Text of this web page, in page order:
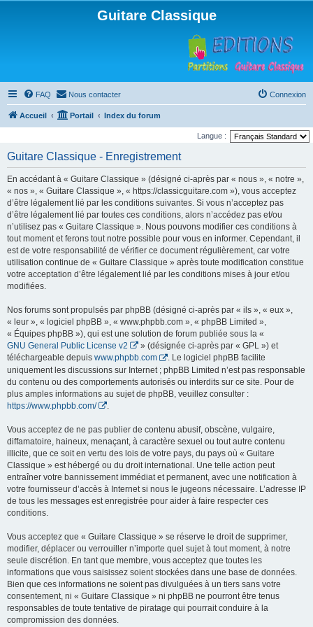
Guitare Classique
FAQ Nous contacter Connexion
Accueil Portail Index du forum
Langue :
Guitare Classique - Enregistrement
En accédant à « Guitare Classique » (désigné ci-après par « nous », « notre »,
« nos », « Guitare Classique », « https://classicguitare.com »), vous acceptez
d’être légalement lié par les conditions suivantes. Si vous n’acceptez pas
d’être légalement lié par toutes ces conditions, alors n’accédez pas et/ou
n’utilisez pas « Guitare Classique ». Nous pouvons modifier ces conditions à
tout moment et ferons tout notre possible pour vous en informer. Cependant, il
est de votre responsabilité de vérifier ce document régulièrement, car votre
utilisation continue de « Guitare Classique » après toute modification constitue
votre acceptation d’être légalement lié par les conditions mises à jour et/ou
modifiées.
Nos forums sont propulsés par phpBB (désigné ci-après par « ils », « eux »,
« leur », « logiciel phpBB », « www.phpbb.com », « phpBB Limited »,
« Équipes phpBB »), qui est une solution de forum publiée sous la «
GNU General Public License v2
» (désignée ci-après par « GPL ») et
téléchargeable depuis www.phpbb.com
. Le logiciel phpBB facilite
uniquement les discussions sur Internet ; phpBB Limited n’est pas responsable
du contenu ou des comportements autorisés ou interdits sur ce site. Pour de
plus amples informations au sujet de phpBB, veuillez consulter :
https://www.phpbb.com/
Vous acceptez de ne pas publier de contenu abusif, obscène, vulgaire,
diffamatoire, haineux, menaçant, à caractère sexuel ou tout autre contenu
illicite, que ce soit en vertu des lois de votre pays, du pays où « Guitare
Classique » est hébergé ou du droit international. Une telle action peut
entraîner votre bannissement immédiat et permanent, avec une notification à
votre fournisseur d’accès à Internet si nous le jugeons nécessaire. L’adresse IP
de tous les messages est enregistrée pour aider à faire respecter ces
conditions.
Vous acceptez que « Guitare Classique » se réserve le droit de supprimer,
modifier, déplacer ou verrouiller n’importe quel sujet à tout moment, à notre
seule discrétion. En tant que membre, vous acceptez que toutes les
informations que vous saisissez soient stockées dans une base de données.
Bien que ces informations ne soient pas divulguées à un tiers sans votre
consentement, ni « Guitare Classique » ni phpBB ne pourront être tenus
responsables de toute tentative de piratage qui pourrait conduire à la
compromission des données.